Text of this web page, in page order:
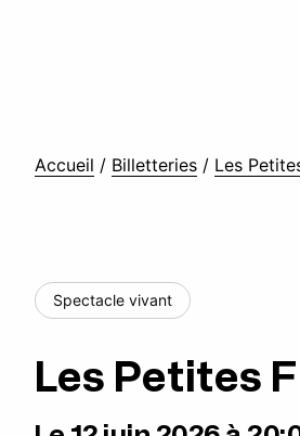
Accueil / Billetteries / Les
Spectacle vivant
Les Petites